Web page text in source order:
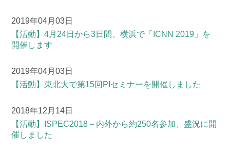
2019年04月03日
【活動】4月24日から3日間、横浜で「ICNN 2019」を
開催します
2019年04月03日
【活動】東北大で第15回PIセミナーを開催しました
2018年12月14日
【活動】
ISPEC2018－内外から約250名参加、盛況に開
催しました